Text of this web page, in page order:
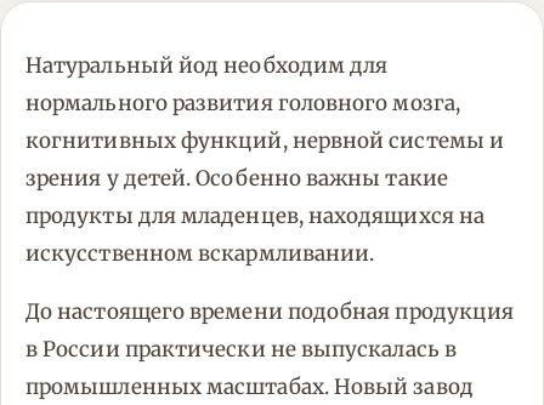
Натуральный йод необходим для
нормального развития головного мозга,
когнитивных функций, нервной системы и
зрения у детей. Особенно важны такие
продукты для младенцев, находящихся на
искусственном вскармливании.
До настоящего времени подобная продукция
в России практически не выпускалась в
промышленных масштабах. Новый завод